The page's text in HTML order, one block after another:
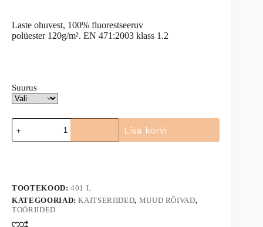
Laste ohuvest, 100% fluorestseeruv
polüester 120g/m². EN 471:2003 klass 1.2
Suurus
Laste
ohuvest
7JUN
Lisa korvi
r
n
a
t
TOOTEKOOD:401 L
KATEGOORIAD:KAITSERIIDED, MUUD RÕIVAD,
TÖÖRIIDED